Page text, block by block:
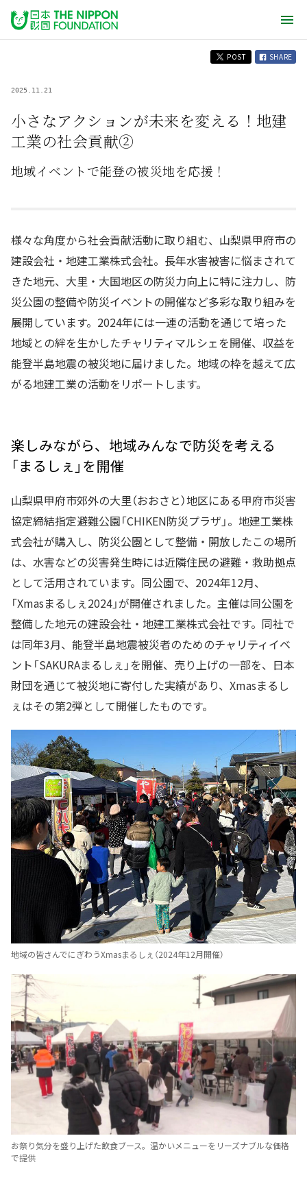
POST SHARE
2025.11.21
小さなアクションが未来を変える！地建
工業の社会貢献②
地域イベントで能登の被災地を応援！
様々な角度から社会貢献活動に取り組む、山梨県甲府市の
建設会社・地建工業株式会社。長年水害被害に悩まされて
きた地元、大里・大国地区の防災力向上に特に注力し、防
災公園の整備や防災イベントの開催など多彩な取り組みを
展開しています。2024年には一連の活動を通じて培った
地域との絆を生かしたチャリティマルシェを開催、収益を
能登半島地震の被災地に届けました。地域の枠を越えて広
がる地建工業の活動をリポートします。
楽しみながら、地域みんなで防災を考える
「まるしぇ」を開催
山梨県甲府市郊外の大里（おおさと）地区にある甲府市災害
協定締結指定避難公園「CHIKEN防災プラザ」。地建工業株
式会社が購入し、防災公園として整備・開放したこの場所
は、水害などの災害発生時には近隣住民の避難・救助拠点
として活用されています。同公園で、2024年12月、
「Xmasまるしぇ2024」が開催されました。主催は同公園を
整備した地元の建設会社・地建工業株式会社です。同社で
は同年3月、能登半島地震被災者のためのチャリティイベ
ント「SAKURAまるしぇ」を開催、売り上げの一部を、日本
財団を通じて被災地に寄付した実績があり、Xmasまるし
ぇはその第2弾として開催したものです。
地域の皆さんでにぎわうXmasまるしぇ（2024年12月開催）
お祭り気分を盛り上げた飲食ブース。温かいメニューをリーズナブルな価格
で提供